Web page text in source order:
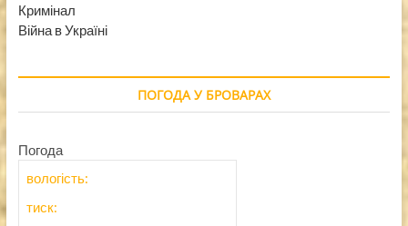
Кримінал
Війна в Україні
ПОГОДА У БРОВАРАХ
Погода
вологість:
тиск: